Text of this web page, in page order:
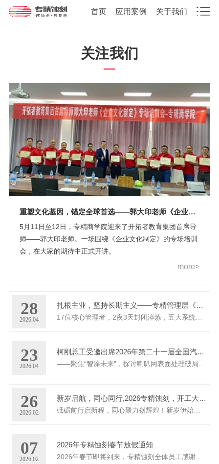
首页 应用案例 关于我们
关注我们
重塑文化基因，锚定全球首选——郭大印老师《企业文化制定》专场培训圆满落幕
5月11日至12日，专精商学院迎来了开拓者教育集团首席导
师——郭大印老师。一场围绕《企业文化制定》的专场培训
会，在大家的期待中正式开讲。
more>
28
2026.04
扎根主业，坚持长期主义——专精管理层《基业长青之执行密码7.0》清远特训营圆满收官
23
2026.04
柯刚总工受邀出席2026年第二十一届全国汽车零部件涂装盛会
26
2026.02
新岁启航，同心同行,2026专精蚀刻，开工大吉!
砥砺前行启新程，同心聚力创辉煌！新岁伊始，万象更新！愿我们以饱满的热情拥抱挑战，以坚定的步伐共赴目标。前路或许有荆棘，但...
07
2026.02
2026年专精蚀刻春节放假通知
2026年春节即将到来，专精蚀刻全体员工感谢新老客户一直以来对我们的大力支持与信赖，根据公司放假规定，现将春节放假事宜通...